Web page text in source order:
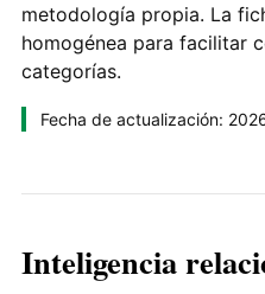
metodología propia. La
homogénea para facilitar
categorías.
Fecha de actualización:
Inteligencia